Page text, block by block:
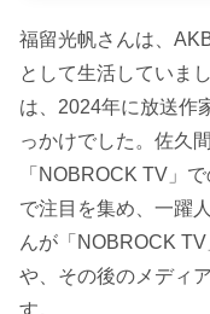
福留光帆さんは、
として生活していま
は、2024年に放送作
っかけでした。佐久
「NOBROCK TV」
で注目を集め、一躍
んが「NOBROCK
や、その後のメディ
す。